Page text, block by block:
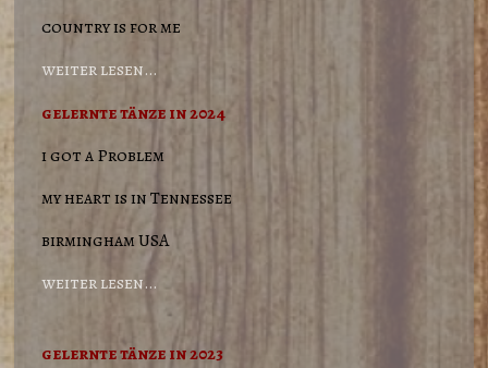
country is for me
weiter lesen…
gelernte tänze in 2024
i got a Problem
my heart is in Tennessee
birmingham USA
weiter lesen…
gelernte tänze in 2023